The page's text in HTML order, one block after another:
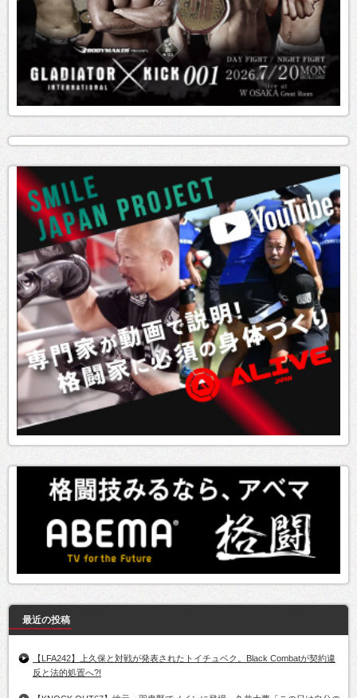
最近の投稿
【LFA242】上久保と対戦が発表されたトイチュベク。Black Combatが契約違
反と法的処置へ?!